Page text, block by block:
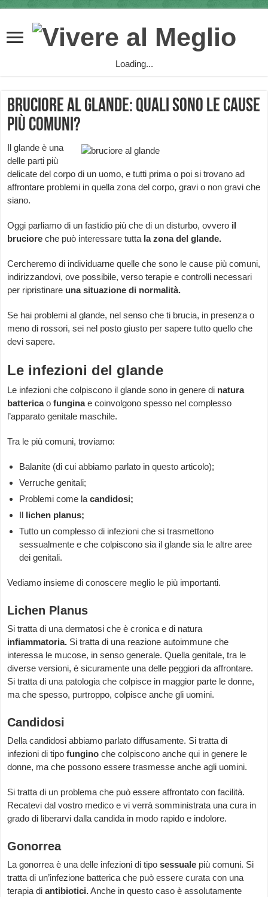
Loading...
Bruciore al glande: quali sono le cause
più comuni?
Il glande è una
delle parti più
delicate del corpo di un uomo, e tutti prima o poi si trovano ad
affrontare problemi in quella zona del corpo, gravi o non gravi che
siano.
Oggi parliamo di un fastidio più che di un disturbo, ovvero il
bruciore che può interessare tutta la zona del glande.
Cercheremo di individuarne quelle che sono le cause più comuni,
indirizzandovi, ove possibile, verso terapie e controlli necessari
per ripristinare una situazione di normalità.
Se hai problemi al glande, nel senso che ti brucia, in presenza o
meno di rossori, sei nel posto giusto per sapere tutto quello che
devi sapere.
Le infezioni del glande
Le infezioni che colpiscono il glande sono in genere di natura
battericaofunginae coinvolgono spesso nel complesso
l’apparato genitale maschile.
Tra le più comuni, troviamo:
Balanite (di cui abbiamo parlato inquesto articolo);
Verruche genitali;
Problemi come lacandidosi;
Il lichen planus;
Tutto un complesso di infezioni che si trasmettono
sessualmente e che colpiscono sia il glande sia le altre aree
dei genitali.
Vediamo insieme di conoscere meglio le più importanti.
Lichen Planus
Si tratta di una dermatosi che è cronica e di natura
infiammatoria. Si tratta di una reazione autoimmune che
interessa le mucose, in senso generale. Quella genitale, tra le
diverse versioni, è sicuramente una delle peggiori da affrontare.
Si tratta di una patologia che colpisce in maggior parte le donne,
ma che spesso, purtroppo, colpisce anche gli uomini.
Candidosi
Della candidosi abbiamo parlato diffusamente. Si tratta di
infezioni di tipofungino che colpiscono anche qui in genere le
donne, ma che possono essere trasmesse anche agli uomini.
Si tratta di un problema che può essere affrontato con facilità.
Recatevi dal vostro medico e vi verrà somministrata una cura in
grado di liberarvi dalla candida in modo rapido e indolore.
Gonorrea
La gonorrea è una delle infezioni di tiposessuale più comuni. Si
tratta di un’infezione batterica che può essere curata con una
terapia diantibiotici.Anche in questo caso è assolutamente